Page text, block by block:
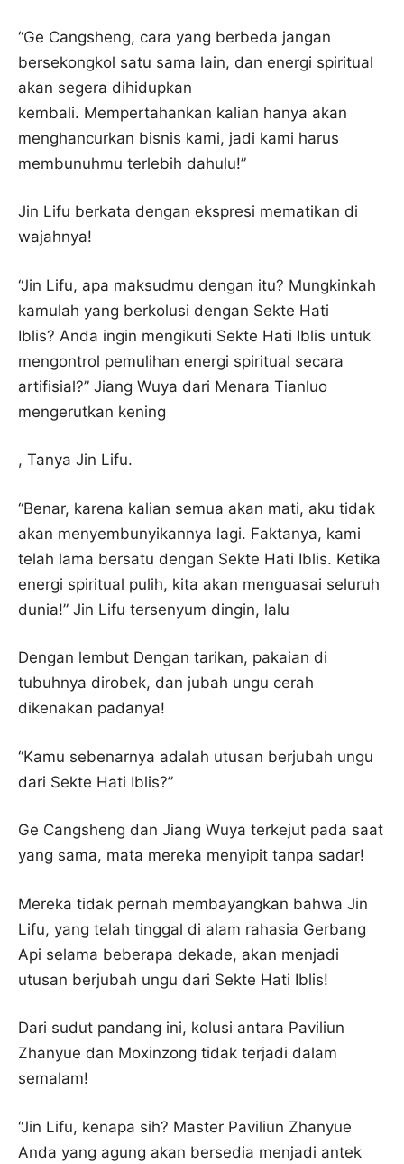
“Ge Cangsheng, cara yang berbeda jangan
bersekongkol satu sama lain, dan energi spiritual
akan segera dihidupkan
kembali. Mempertahankan kalian hanya akan
menghancurkan bisnis kami, jadi kami harus
membunuhmu terlebih dahulu!”
Jin Lifu berkata dengan ekspresi mematikan di
wajahnya!
“Jin Lifu, apa maksudmu dengan itu? Mungkinkah
kamulah yang berkolusi dengan Sekte Hati
Iblis? Anda ingin mengikuti Sekte Hati Iblis untuk
mengontrol pemulihan energi spiritual secara
artifisial?” Jiang Wuya dari Menara Tianluo
mengerutkan kening
, Tanya Jin Lifu.
“Benar, karena kalian semua akan mati, aku tidak
akan menyembunyikannya lagi. Faktanya, kami
telah lama bersatu dengan Sekte Hati Iblis. Ketika
energi spiritual pulih, kita akan menguasai seluruh
dunia!” Jin Lifu tersenyum dingin, lalu
Dengan lembut Dengan tarikan, pakaian di
tubuhnya dirobek, dan jubah ungu cerah
dikenakan padanya!
“Kamu sebenarnya adalah utusan berjubah ungu
dari Sekte Hati Iblis?”
Ge Cangsheng dan Jiang Wuya terkejut pada saat
yang sama, mata mereka menyipit tanpa sadar!
Mereka tidak pernah membayangkan bahwa Jin
Lifu, yang telah tinggal di alam rahasia Gerbang
Api selama beberapa dekade, akan menjadi
utusan berjubah ungu dari Sekte Hati Iblis!
Dari sudut pandang ini, kolusi antara Paviliun
Zhanyue dan Moxinzong tidak terjadi dalam
semalam!
“Jin Lifu, kenapa sih? Master Paviliun Zhanyue
Anda yang agung akan bersedia menjadi antek